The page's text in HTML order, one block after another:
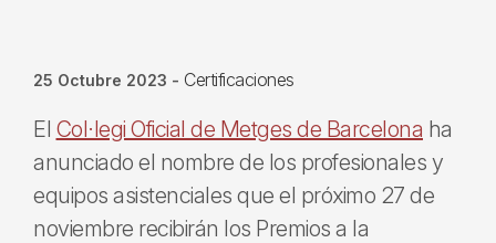
25 Octubre 2023 - Certificaciones
El Col·legi Oficial de Metges de Barcelona ha
anunciado el nombre de los profesionales y
equipos asistenciales que el próximo 27 de
noviembre recibirán los Premios a la